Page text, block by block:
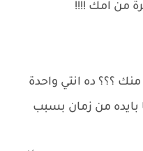
من امك !!!!
؟؟؟ ده انتي واحدة
بايده من زمان بسبب